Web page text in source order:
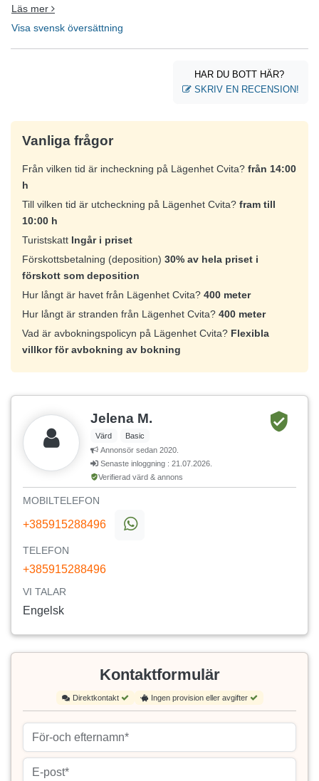
calm and quiet, although it is not far from the center. The
beaches are also not far away. Contact with the landlord correct.
Läs mer
Visa svensk översättning
HAR DU BOTT HÄR?
SKRIV EN RECENSION!
Vanliga frågor
Från vilken tid är incheckning på Lägenhet Cvita? från 14:00
h
Till vilken tid är utcheckning på Lägenhet Cvita? fram till
10:00 h
Turistskatt Ingår i priset
Förskottsbetalning (deposition) 30% av hela priset i
förskott som deposition
Hur långt är havet från Lägenhet Cvita? 400 meter
Hur långt är stranden från Lägenhet Cvita? 400 meter
Vad är avbokningspolicyn på Lägenhet Cvita? Flexibla
villkor för avbokning av bokning
Jelena M.
Värd
Basic
Annonsör sedan 2020.
Senaste inloggning : 21.07.2026.
Verifierad värd & annons
MOBILTELEFON
+385915288496
TELEFON
+385915288496
VI TALAR
Engelsk
Kontaktformulär
Direktkontakt Ingen provision eller avgifter